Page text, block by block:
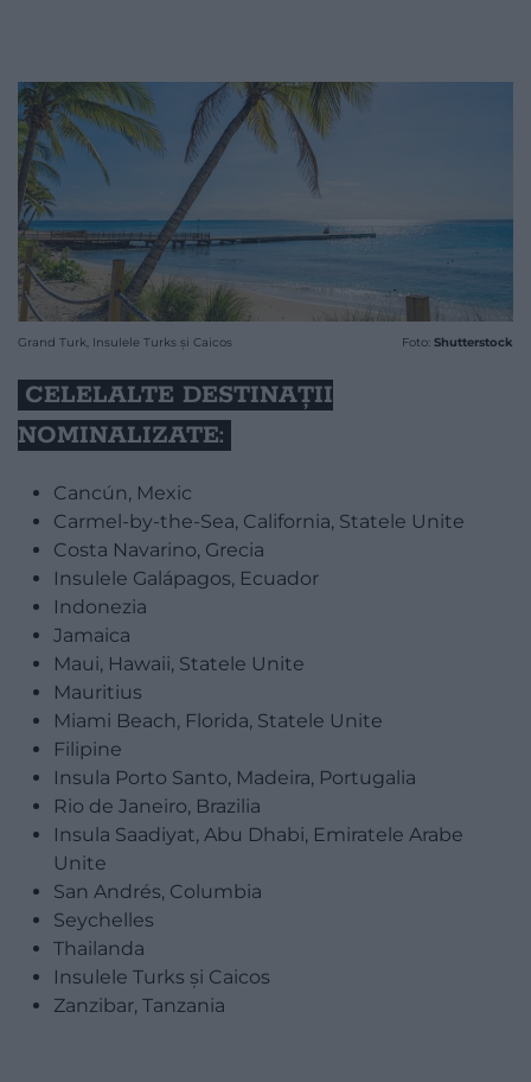
Grand Turk, Insulele Turks și Caicos Foto: Shutterstock
CELELALTE DESTINAȚII
NOMINALIZATE:
Cancún, Mexic
Carmel-by-the-Sea, California, Statele Unite
Costa Navarino, Grecia
Insulele Galápagos, Ecuador
Indonezia
Jamaica
Maui, Hawaii, Statele Unite
Mauritius
Miami Beach, Florida, Statele Unite
Filipine
Insula Porto Santo, Madeira, Portugalia
Rio de Janeiro, Brazilia
Insula Saadiyat, Abu Dhabi, Emiratele Arabe
Unite
San Andrés, Columbia
Seychelles
Thailanda
Insulele Turks și Caicos
Zanzibar, Tanzania